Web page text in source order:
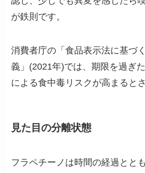
が鉄則です。
消費者庁の「食品表示法に基づ
義」(2021年)では、期限を過ぎ
による食中毒リスクが高まると
見た目の分離状態
フラペチーノは時間の経過とと